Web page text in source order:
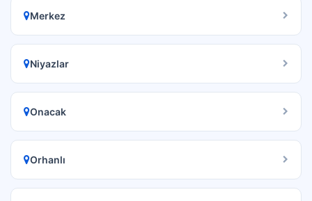
Merkez
Niyazlar
Onacak
Orhanlı